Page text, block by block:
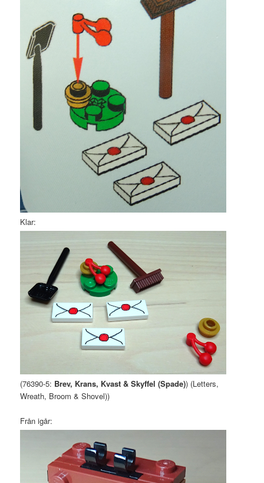
Klar:
(76390-5: Brev, Krans, Kvast & Skyffel (Spade)) (Letters,
Wreath, Broom & Shovel))
Från igår: